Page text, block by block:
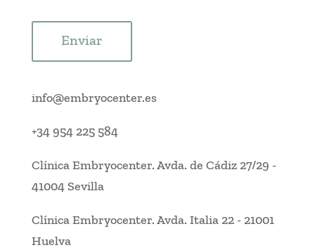
Enviar
info@embryocenter.es
+34 954 225 584
Clínica Embryocenter.Avda. de Cádiz 27/29 -
41004 Sevilla
Clínica Embryocenter.Avda. Italia 22- 21001
Huelva